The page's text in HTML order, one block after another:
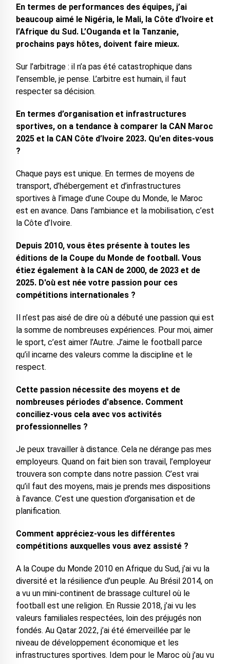
En termes de performances des équipes, j’ai
beaucoup aimé le Nigéria, le Mali, la Côte d’Ivoire et
l’Afrique du Sud. L’Ouganda et la Tanzanie,
prochains pays hôtes, doivent faire mieux.
Sur l’arbitrage : il n’a pas été catastrophique dans
l’ensemble, je pense. L’arbitre est humain, il faut
respecter sa décision.
En termes d’organisation et infrastructures
sportives, on a tendance à comparer la CAN Maroc
2025 et la CAN Côte d’Ivoire 2023. Qu'en dites-vous
?
Chaque pays est unique. En termes de moyens de
transport, d’hébergement et d’infrastructures
sportives à l’image d’une Coupe du Monde, le Maroc
est en avance. Dans l’ambiance et la mobilisation, c’est
la Côte d’Ivoire.
Depuis 2010, vous êtes présente à toutes les
éditions de la Coupe du Monde de football. Vous
étiez également à la CAN de 2000, de 2023 et de
2025. D'où est née votre passion pour ces
compétitions internationales ?
Il n’est pas aisé de dire où a débuté une passion qui est
la somme de nombreuses expériences. Pour moi, aimer
le sport, c’est aimer l’Autre. J’aime le football parce
qu’il incarne des valeurs comme la discipline et le
respect.
Cette passion nécessite des moyens et de
nombreuses périodes d'absence. Comment
conciliez-vous cela avec vos activités
professionnelles ?
Je peux travailler à distance. Cela ne dérange pas mes
employeurs. Quand on fait bien son travail, l’employeur
trouvera son compte dans notre passion. C’est vrai
qu’il faut des moyens, mais je prends mes dispositions
à l’avance. C’est une question d’organisation et de
planification.
Comment appréciez-vous les différentes
compétitions auxquelles vous avez assisté ?
A la Coupe du Monde 2010 en Afrique du Sud, j’ai vu la
diversité et la résilience d’un peuple. Au Brésil 2014, on
a vu un mini-continent de brassage culturel où le
football est une religion. En Russie 2018, j’ai vu les
valeurs familiales respectées, loin des préjugés non
fondés. Au Qatar 2022, j’ai été émerveillée par le
niveau de développement économique et les
infrastructures sportives. Idem pour le Maroc où j’au vu